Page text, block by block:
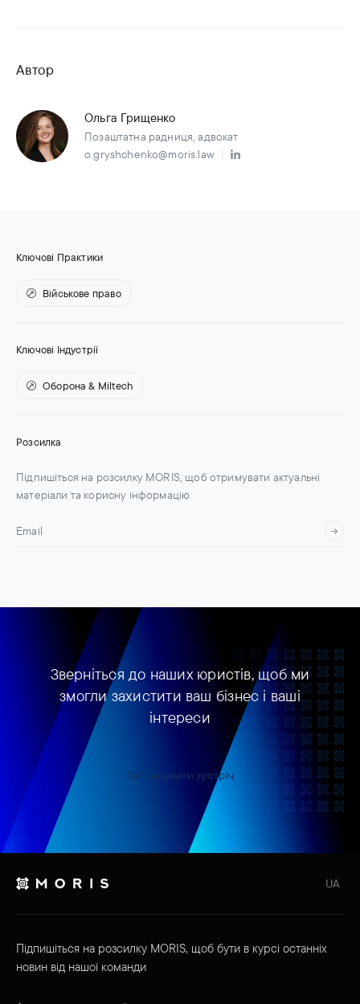
Автор
Ольга Грищенко
Позаштатна радниця, адвокат
o.gryshchenko@moris.law
Ключові Практики
Військове право
Ключові Індустрії
Оборона & Miltech
Розсилка
Підпишіться на розсилку MORIS, щоб отримувати актуальні
матеріали та корисну інформацію
Зверніться до наших юристів, щоб ми
змогли захистити ваш бізнес і ваші
інтереси
Запланувати зустріч
UA
Підпишіться на розсилку MORIS, щоб бути в курсі останніх
новин від нашої команди